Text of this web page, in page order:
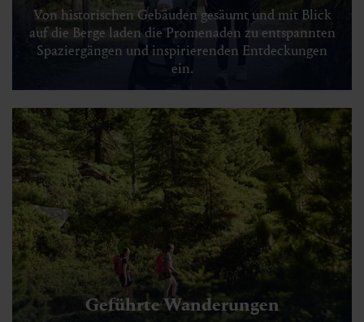
Von historischen Gebäuden gesäumt und mit Blick
auf die Berge laden die Promenaden zu entspannten
Spaziergängen und inspirierenden Entdeckungen
ein.
Geführte Wanderungen